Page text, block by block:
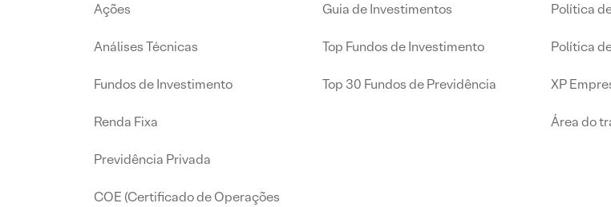
Ações
Análises Técnicas
Fundos de Investimento
Renda Fixa
Previdência Privada
COE (Certificado de Operações
Guia de Investimentos
Top Fundos de Investimento
Top 30 Fundos de Previdência
Política
Política
XP
Área do